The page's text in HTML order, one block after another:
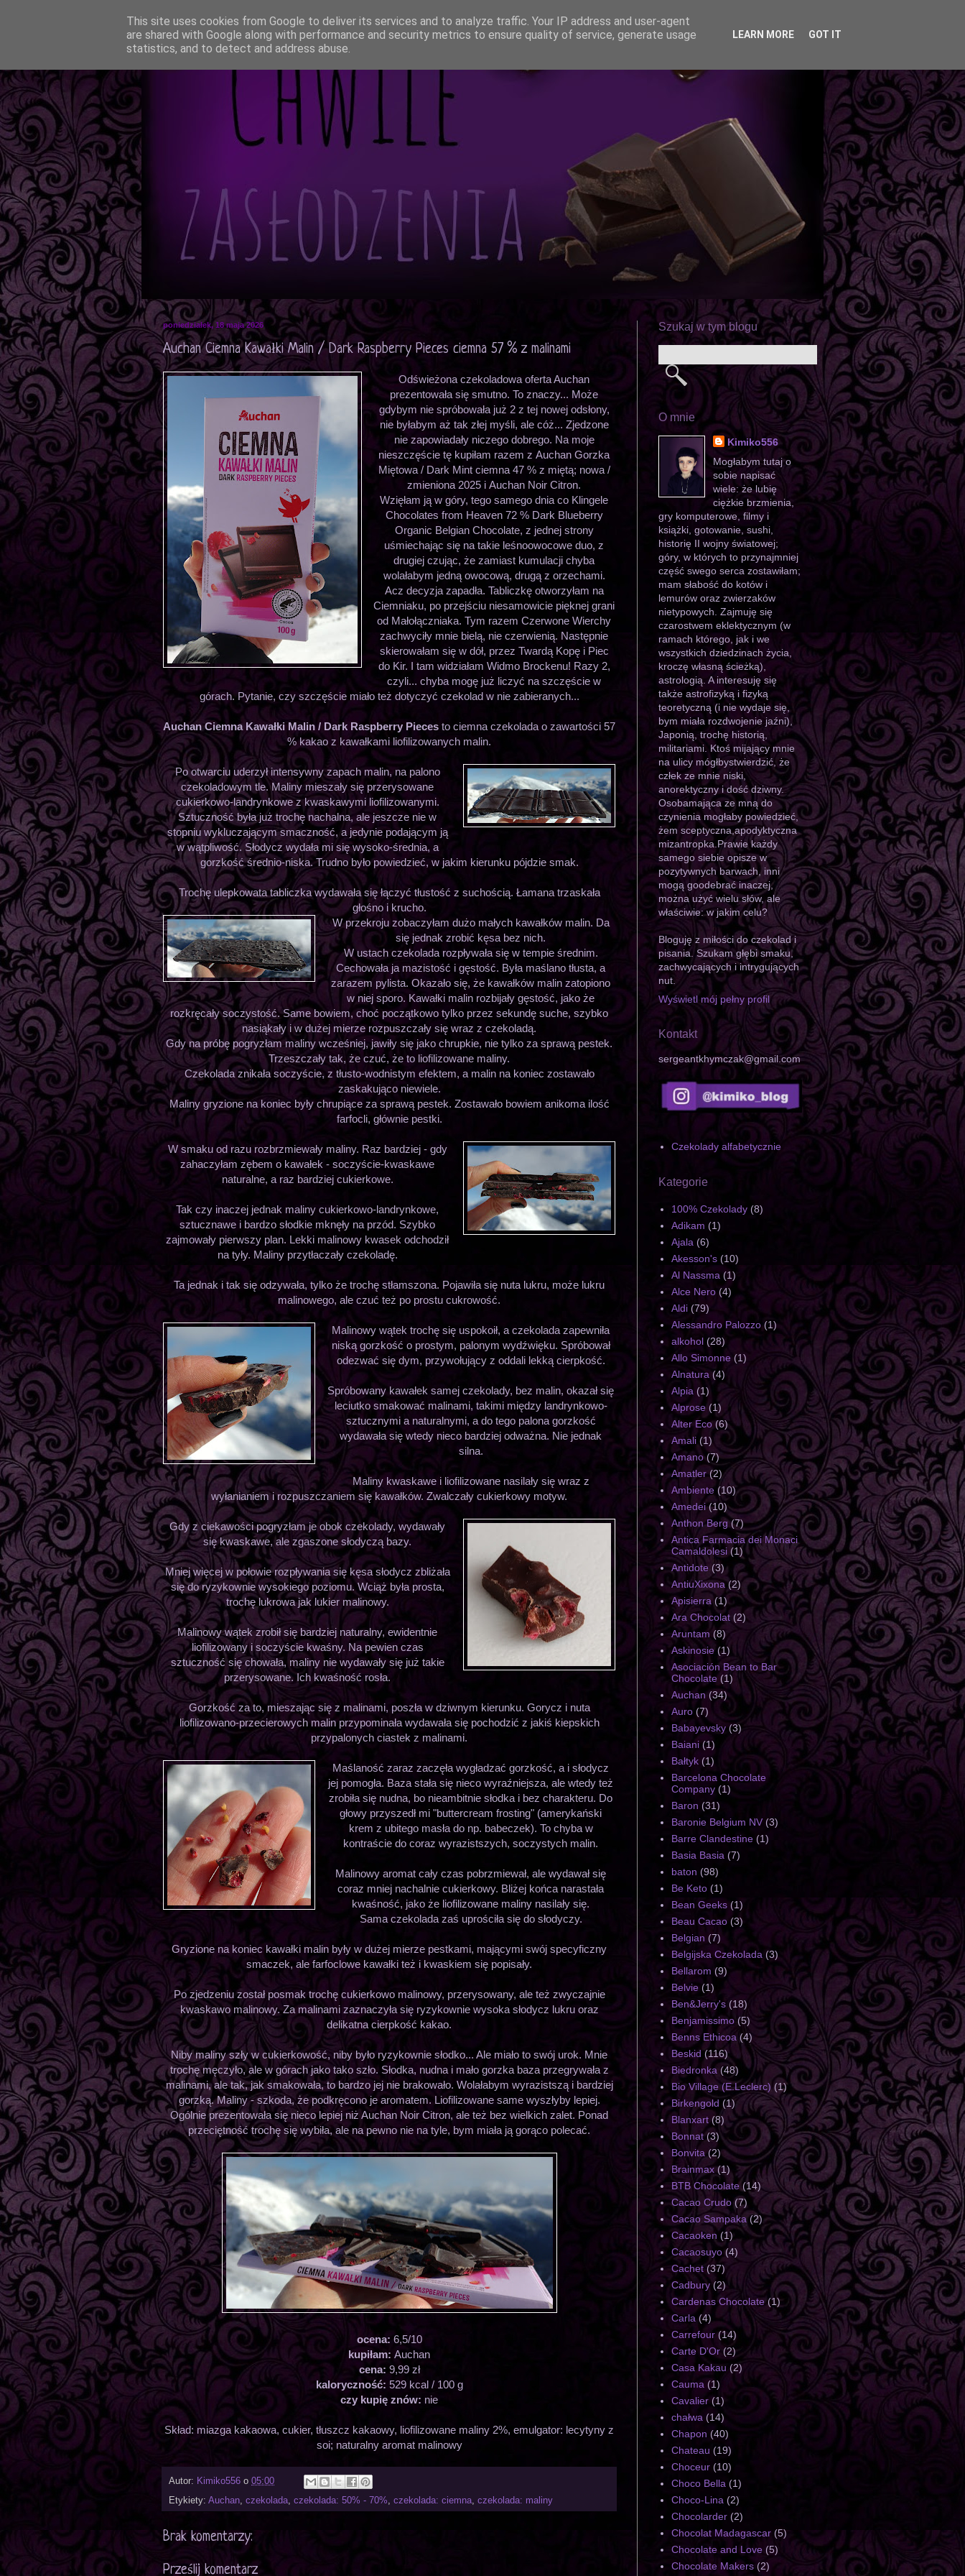
poniedziałek, 18 maja 2026
Auchan Ciemna Kawałki Malin / Dark Raspberry Pieces ciemna 57 % z malinami
Odświeżona czekoladowa oferta Auchan
prezentowała się smutno. To znaczy... Może
gdybym nie spróbowała już 2 z tej nowej odsłony,
nie byłabym aż tak złej myśli, ale cóż... Zjedzone
nie zapowiadały niczego dobrego. Na moje
nieszczęście tę kupiłam razem z Auchan Gorzka
Miętowa / Dark Mint ciemna 47 % z miętą; nowa /
zmieniona 2025 i Auchan Noir Citron.
Wzięłam ją w góry, tego samego dnia co Klingele
Chocolates from Heaven 72 % Dark Blueberry
Organic Belgian Chocolate, z jednej strony
uśmiechając się na takie leśnoowocowe duo, z
drugiej czując, że zamiast kumulacji chyba
wolałabym jedną owocową, drugą z orzechami.
Acz decyzja zapadła. Tabliczkę otworzyłam na
Ciemniaku, po przejściu niesamowicie pięknej grani
od Małołączniaka. Tym razem Czerwone Wierchy
zachwyciły mnie bielą, nie czerwienią. Następnie
skierowałam się w dół, przez Twardą Kopę i Piec
do Kir. I tam widziałam Widmo Brockenu! Razy 2,
czyli... chyba mogę już liczyć na szczęście w
górach. Pytanie, czy szczęście miało też dotyczyć czekolad w nie zabieranych...
Auchan Ciemna Kawałki Malin / Dark Raspberry Pieces to ciemna czekolada o zawartości 57
% kakao z kawałkami liofilizowanych malin.
Po otwarciu uderzył intensywny zapach malin, na palono
czekoladowym tle. Maliny mieszały się przerysowane
cukierkowo-landrynkowe z kwaskawymi liofilizowanymi.
Sztuczność była już trochę nachalna, ale jeszcze nie w
stopniu wykluczającym smaczność, a jedynie podającym ją
w wątpliwość. Słodycz wydała mi się wysoko-średnia, a
gorzkość średnio-niska. Trudno było powiedzieć, w jakim kierunku pójdzie smak.
Trochę ulepkowata tabliczka wydawała się łączyć tłustość z suchością. Łamana trzaskała
głośno i krucho.
W przekroju zobaczyłam dużo małych kawałków malin. Da
się jednak zrobić kęsa bez nich.
W ustach czekolada rozpływała się w tempie średnim.
Cechowała ja mazistość i gęstość. Była maślano tłusta, a
zarazem pylista. Okazało się, że kawałków malin zatopiono
w niej sporo. Kawałki malin rozbijały gęstość, jako że
rozkręcały soczystość. Same bowiem, choć początkowo tylko przez sekundę suche, szybko
nasiąkały i w dużej mierze rozpuszczały się wraz z czekoladą.
Gdy na próbę pogryzłam maliny wcześniej, jawiły się jako chrupkie, nie tylko za sprawą pestek.
Trzeszczały tak, że czuć, że to liofilizowane maliny.
Czekolada znikała soczyście, z tłusto-wodnistym efektem, a malin na koniec zostawało
zaskakująco niewiele.
Maliny gryzione na koniec były chrupiące za sprawą pestek. Zostawało bowiem anikoma ilość
farfocli, głównie pestki.
W smaku od razu rozbrzmiewały maliny. Raz bardziej - gdy
zahaczyłam zębem o kawałek - soczyście-kwaskawe
naturalne, a raz bardziej cukierkowe.
Tak czy inaczej jednak maliny cukierkowo-landrynkowe,
sztucznawe i bardzo słodkie mknęły na przód. Szybko
zajmowały pierwszy plan. Lekki malinowy kwasek odchodził
na tyły. Maliny przytłaczały czekoladę.
Ta jednak i tak się odzywała, tylko że trochę stłamszona. Pojawiła się nuta lukru, może lukru
malinowego, ale czuć też po prostu cukrowość.
Malinowy wątek trochę się uspokoił, a czekolada zapewniła
niską gorzkość o prostym, palonym wydźwięku. Spróbował
odezwać się dym, przywołujący z oddali lekką cierpkość.
Spróbowany kawałek samej czekolady, bez malin, okazał się
leciutko smakować malinami, takimi między landrynkowo-
sztucznymi a naturalnymi, a do tego palona gorzkość
wydawała się wtedy nieco bardziej odważna. Nie jednak
silna.
Maliny kwaskawe i liofilizowane nasilały się wraz z
wyłanianiem i rozpuszczaniem się kawałków. Zwalczały cukierkowy motyw.
Gdy z ciekawości pogryzłam je obok czekolady, wydawały
się kwaskawe, ale zgaszone słodyczą bazy.
Mniej więcej w połowie rozpływania się kęsa słodycz zbliżała
się do ryzykownie wysokiego poziomu. Wciąż była prosta,
trochę lukrowa jak lukier malinowy.
Malinowy wątek zrobił się bardziej naturalny, ewidentnie
liofilizowany i soczyście kwaśny. Na pewien czas
sztuczność się chowała, maliny nie wydawały się już takie
przerysowane. Ich kwaśność rosła.
Gorzkość za to, mieszając się z malinami, poszła w dziwnym kierunku. Gorycz i nuta
liofilizowano-przecierowych malin przypominała wydawała się pochodzić z jakiś kiepskich
przypalonych ciastek z malinami.
Maślaność zaraz zaczęła wygładzać gorzkość, a i słodycz
jej pomogła. Baza stała się nieco wyraźniejsza, ale wtedy też
zrobiła się nudna, bo nieambitnie słodka i bez charakteru. Do
głowy przyszedł mi "buttercream frosting" (amerykański
krem z ubitego masła do np. babeczek). To chyba w
kontraście do coraz wyrazistszych, soczystych malin.
Malinowy aromat cały czas pobrzmiewał, ale wydawał się
coraz mniej nachalnie cukierkowy. Bliżej końca narastała
kwaśność, jako że liofilizowane maliny nasilały się.
Sama czekolada zaś uprościła się do słodyczy.
Gryzione na koniec kawałki malin były w dużej mierze pestkami, mającymi swój specyficzny
smaczek, ale farfoclowe kawałki też i kwaskiem się popisały.
Po zjedzeniu został posmak trochę cukierkowo malinowy, przerysowany, ale też zwyczajnie
kwaskawo malinowy. Za malinami zaznaczyła się ryzykownie wysoka słodycz lukru oraz
delikatna cierpkość kakao.
Niby maliny szły w cukierkowość, niby było ryzykownie słodko... Ale miało to swój urok. Mnie
trochę męczyło, ale w górach jako tako szło. Słodka, nudna i mało gorzka baza przegrywała z
malinami, ale tak, jak smakowała, to bardzo jej nie brakowało. Wolałabym wyrazistszą i bardziej
gorzką. Maliny - szkoda, że podkręcono je aromatem. Liofilizowane same wyszłyby lepiej.
Ogólnie prezentowała się nieco lepiej niż Auchan Noir Citron, ale też bez wielkich zalet. Ponad
przeciętność trochę się wybiła, ale na pewno nie na tyle, bym miała ją gorąco polecać.
ocena: 6,5/10
kupiłam: Auchan
cena: 9,99 zł
kaloryczność: 529 kcal / 100 g
czy kupię znów: nie
Skład: miazga kakaowa, cukier, tłuszcz kakaowy, liofilizowane maliny 2%, emulgator: lecytyny z
soi; naturalny aromat malinowy
Autor: Kimiko556 o 05:00
Etykiety: Auchan, czekolada, czekolada: 50% - 70%, czekolada: ciemna, czekolada: maliny
Brak komentarzy:
Prześlij komentarz
Szukaj w tym blogu
O mnie
Kimiko556
Mogłabym tutaj o
sobie napisać
wiele: że lubię
ciężkie brzmienia,
gry komputerowe, filmy i
książki, gotowanie, sushi,
historię II wojny światowej;
góry, w których to przynajmniej
część swego serca zostawiłam;
mam słabość do kotów i
lemurów oraz zwierzaków
nietypowych. Zajmuję się
czarostwem eklektycznym (w
ramach którego, jak i we
wszystkich dziedzinach życia,
kroczę własną ścieżką),
astrologią. A interesuję się
także astrofizyką i fizyką
teoretyczną (i nie wydaje się,
bym miała rozdwojenie jaźni),
Japonią, trochę historią,
militariami. Ktoś mijający mnie
na ulicy mógłbystwierdzić, że
człek ze mnie niski,
anorektyczny i dość dziwny.
Osobamająca ze mną do
czynienia mogłaby powiedzieć,
żem sceptyczna,apodyktyczna
mizantropka.Prawie każdy
samego siebie opisze w
pozytywnych barwach, inni
mogą goodebrać inaczej,
można użyć wielu słów, ale
właściwie: w jakim celu?
Bloguję z miłości do czekolad i
pisania. Szukam głębi smaku,
zachwycających i intrygujących
nut.
Wyświetl mój pełny profil
Kontakt
sergeantkhymczak@gmail.com
Czekolady alfabetycznie
Kategorie
100% Czekolady (8)
Adikam (1)
Ajala (6)
Akesson's (10)
Al Nassma (1)
Alce Nero (4)
Aldi (79)
Alessandro Palozzo (1)
alkohol (28)
Allo Simonne (1)
Alnatura (4)
Alpia (1)
Alprose (1)
Alter Eco (6)
Amali (1)
Amano (7)
Amatler (2)
Ambiente (10)
Amedei (10)
Anthon Berg (7)
Antica Farmacia dei Monaci
Camaldolesi (1)
Antidote (3)
AntiuXixona (2)
Apisierra (1)
Ara Chocolat (2)
Aruntam (8)
Askinosie (1)
Asociación Bean to Bar
Chocolate (1)
Auchan (34)
Auro (7)
Babayevsky (3)
Baiani (1)
Bałtyk (1)
Barcelona Chocolate
Company (1)
Baron (31)
Baronie Belgium NV (3)
Barre Clandestine (1)
Basia Basia (7)
baton (98)
Be Keto (1)
Bean Geeks (1)
Beau Cacao (3)
Belgian (7)
Belgijska Czekolada (3)
Bellarom (9)
Belvie (1)
Ben&Jerry's (18)
Benjamissimo (5)
Benns Ethicoa (4)
Beskid (116)
Biedronka (48)
Bio Village (E.Leclerc) (1)
Birkengold (1)
Blanxart (8)
Bonnat (3)
Bonvita (2)
Brainmax (1)
BTB Chocolate (14)
Cacao Crudo (7)
Cacao Sampaka (2)
Cacaoken (1)
Cacaosuyo (4)
Cachet (37)
Cadbury (2)
Cardenas Chocolate (1)
Carla (4)
Carrefour (14)
Carte D'Or (2)
Casa Kakau (2)
Cauma (1)
Cavalier (1)
chałwa (14)
Chapon (40)
Chateau (19)
Choceur (10)
Choco Bella (1)
Choco-Lina (2)
Chocolarder (2)
Chocolat Madagascar (5)
Chocolate and Love (5)
Chocolate Makers (2)
This site uses cookies from Google to deliver its services and to analyze traffic. Your IP address and user-agent
are shared with Google along with performance and security metrics to ensure quality of service, generate usage
statistics, and to detect and address abuse.
LEARN MORE GOT IT